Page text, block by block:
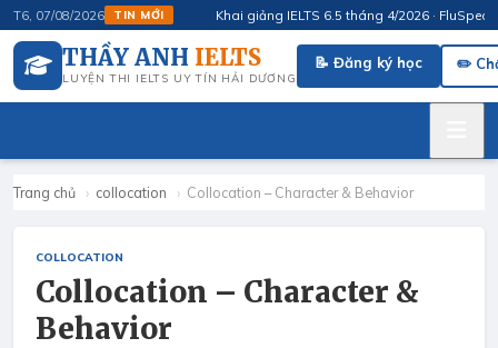
T6, 07/08/2026 TIN MỚI Khai giảng IELTS 6.5 tháng 4/2026 · FluSpeak –
THẦY ANH IELTS
LUYỆN THI IELTS UY TÍN HẢI DƯƠNG
📝 Đăng ký học ✏️
Trang chủ › collocation › Collocation – Character & Behavior
COLLOCATION
Collocation – Character &
Behavior